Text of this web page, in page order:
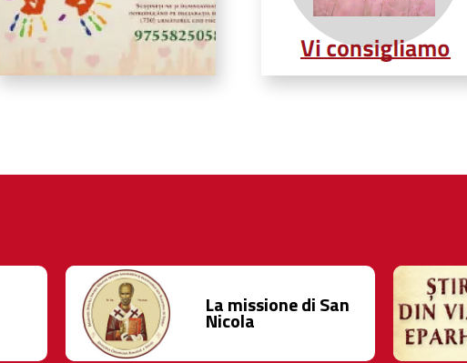
La missione di San
Nicola